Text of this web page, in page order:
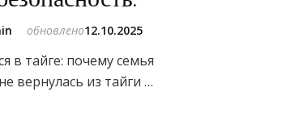
обновлено12.10.2025
в тайге: почему семья
вернулась из тайги …